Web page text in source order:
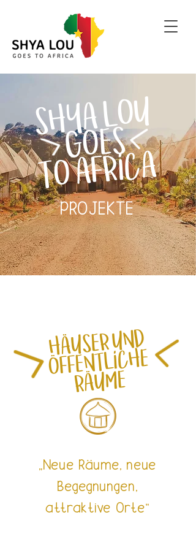
SHYA LOU
GOES
TO AFRICA
PROJEKTE
HÄUSER UND
ÖFFENTLICHE
RÄUME
„Neue Räume, neue
Begegnungen,
attraktive Orte“